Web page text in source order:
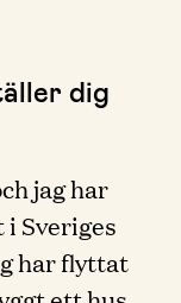
dig
jag har
i Sveriges
har flyttat